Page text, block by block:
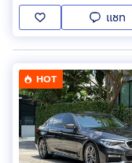
แชท
HOT